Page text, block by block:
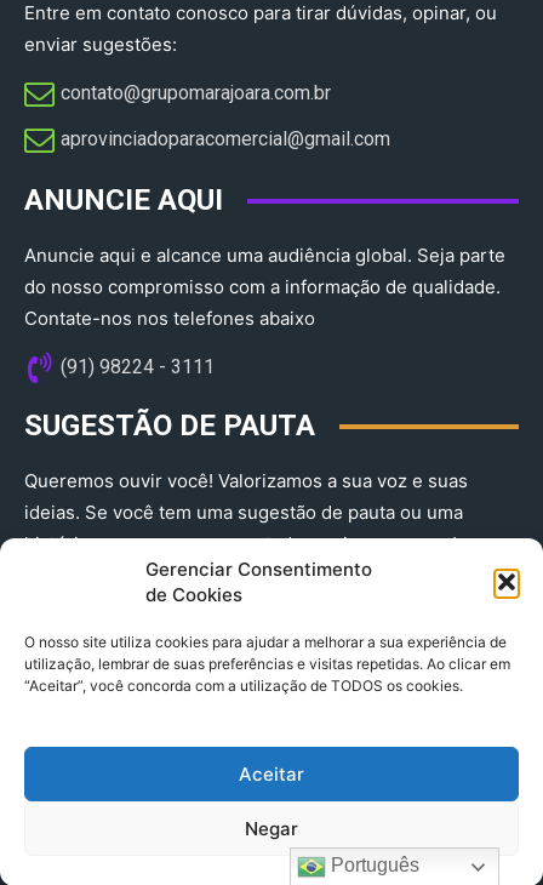
Gerenciar Consentimento
de Cookies
O nosso site utiliza cookies para ajudar a melhorar a sua experiência de
utilização, lembrar de suas preferências e visitas repetidas. Ao clicar em
“Aceitar”, você concorda com a utilização de TODOS os cookies.
Aceitar
Negar
Entre em contato conosco para tirar dúvidas, opinar, ou
enviar sugestões:
contato@grupomarajoara.com.br
aprovinciadoparacomercial@gmail.com​
ANUNCIE AQUI
Anuncie aqui e alcance uma audiência global. Seja parte
do nosso compromisso com a informação de qualidade.
Contate-nos nos telefones abaixo
(91) 98224 - 3111
SUGESTÃO DE PAUTA
Queremos ouvir você! Valorizamos a sua voz e suas
ideias. Se você tem uma sugestão de pauta ou uma
história que merece ser contada, envie-nos agora!
(91) 98224 - 3111
© 2025 A Província do Pará CNPJ: 04.901.141/0001-36 End .
Trav. Quintino Bocaiuva 2301, Ed. Rogério Fernandez – Sala
2701- Cremação – CEP 66045.315
Português